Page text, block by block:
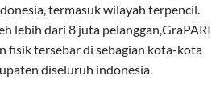
termasuk wilayah terpencil.
lebih dari 8 juta pelanggan,GraPARI
fisik tersebar di sebagian kota-kota
diseluruh indonesia.